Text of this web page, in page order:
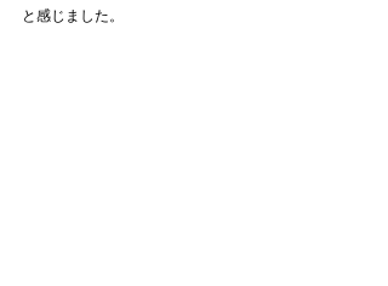
と感じました。